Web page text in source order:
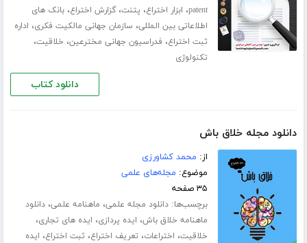
patent، ابزار اختراع، پتنت،گزارش اختراع،بانک های
اطلاعاتی بین المللی، سازمان جهانی مالکیت فکری، اداره
ثبت اختراع، فدراسیون جهانی مخترعین، خلاقیت،
تکنولوژی
دانلود کتاب
دانلود مجله خلاق باش
از: محمد کشاورزی
موضوع: مجله‌های علمی
۳۵ صفحه
برچسب‌ها:دانلود مجله علمی، ماهنامه علمی،دانلود
ماهنامه خلاق باش، ایده پردازی، ایده های تجاری،
خلاقیت، اختراعات، تعریف اختراع، ثبت اختراع، ایده